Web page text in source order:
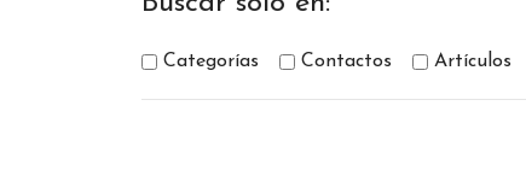
Categorías Contactos Artículos